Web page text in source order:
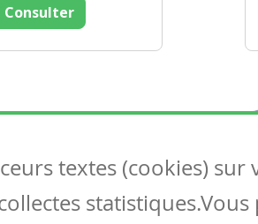
Consulter
textes (cookies)
statistiques.Vous